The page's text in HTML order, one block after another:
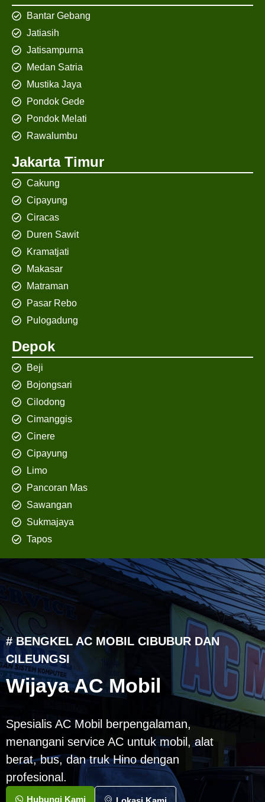
Bantar Gebang
Jatiasih
Jatisampurna
Medan Satria
Mustika Jaya
Pondok Gede
Pondok Melati
Rawalumbu
Jakarta Timur
Cakung
Cipayung
Ciracas
Duren Sawit
Kramatjati
Makasar
Matraman
Pasar Rebo
Pulogadung
Depok
Beji
Bojongsari
Cilodong
Cimanggis
Cinere
Cipayung
Limo
Pancoran Mas
Sawangan
Sukmajaya
Tapos
# BENGKEL AC MOBIL CIBUBUR DAN
CILEUNGSI
Wijaya AC Mobil
Spesialis AC Mobil berpengalaman,
menangani service AC untuk mobil, alat
berat, bus, dan truk Hino dengan
profesional.
Hubungi Kami